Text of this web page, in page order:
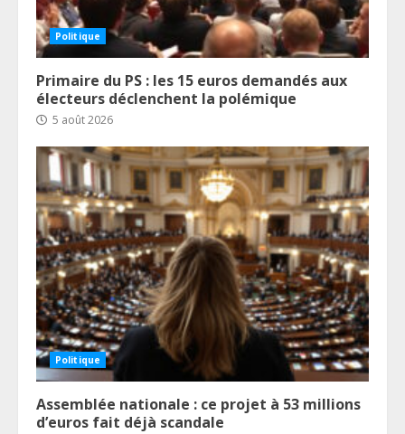
Politique
Primaire du PS : les 15 euros demandés aux
électeurs déclenchent la polémique
5 août 2026
Politique
Assemblée nationale : ce projet à 53 millions
d’euros fait déjà scandale